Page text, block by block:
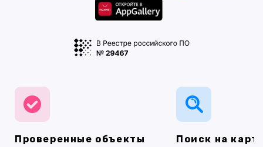
Проверенные объекты Поиск на